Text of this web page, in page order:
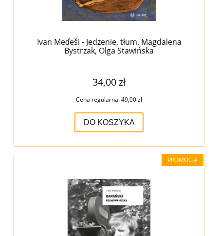
Ivan Med̕eši - Jedzenie, tłum. Magdalena
Bystrzak, Olga Stawińska
34,00 zł
Cena regularna:49,00 zł
DO KOSZYKA
PROMOCJA